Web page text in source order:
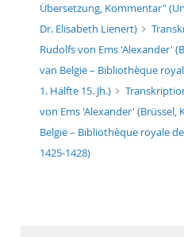
Übersetzung, Kommentar"
Dr. Elisabeth Lienert)
Rudolfs von Ems 'Alexander'
van België – Bibliothèque
1. Hälfte 15. Jh.)
von Ems 'Alexander' (Brüssel,
België – Bibliothèque royale
1425-1428)